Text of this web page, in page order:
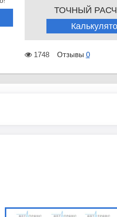
ТОЧНЫЙ
1748 Отзывы 0